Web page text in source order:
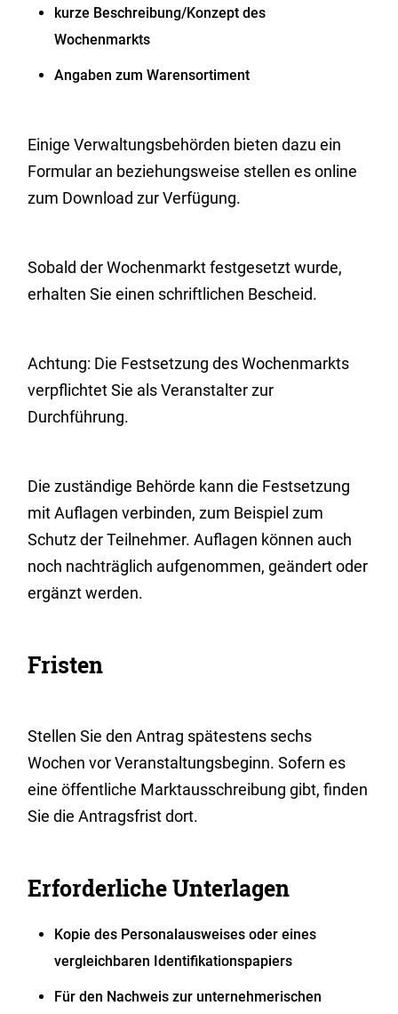
kurze Beschreibung/Konzept des
Wochenmarkts
Angaben zum Warensortiment
Einige Verwaltungsbehörden bieten dazu ein
Formular an beziehungsweise stellen es online
zum Download zur Verfügung.
Sobald der Wochenmarkt festgesetzt wurde,
erhalten Sie einen schriftlichen Bescheid.
Achtung: Die Festsetzung des Wochenmarkts
verpflichtet Sie als Veranstalter zur
Durchführung.
Die zuständige Behörde kann die Festsetzung
mit Auflagen verbinden,zum Beispiel zum
Schutz der Teilnehmer. Auflagen können auch
noch nachträglich aufgenommen, geändert oder
ergänzt werden.
Fristen
Stellen Sie den Antrag spätestens sechs
Wochen vor Veranstaltungsbeginn. Sofern es
eine öffentliche Marktausschreibung gibt, finden
Sie die Antragsfrist dort.
Erforderliche Unterlagen
Kopie des Personalausweises oder eines
vergleichbaren Identifikationspapiers
Für den Nachweis zur unternehmerischen